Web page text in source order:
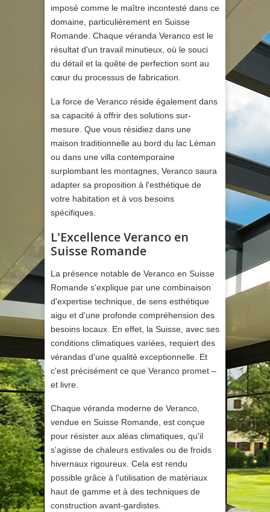
imposé comme le maître incontesté dans ce
domaine, particulièrement en Suisse
Romande. Chaque véranda Veranco est le
résultat d'un travail minutieux, où le souci
du détail et la quête de perfection sont au
cœur du processus de fabrication.
La force de Veranco réside également dans
sa capacité à offrir des solutions sur-
mesure. Que vous résidiez dans une
maison traditionnelle au bord du lac Léman
ou dans une villa contemporaine
surplombant les montagnes, Veranco saura
adapter sa proposition à l'esthétique de
votre habitation et à vos besoins
spécifiques.
L'Excellence Veranco en
Suisse Romande
La présence notable de Veranco en Suisse
Romande s'explique par une combinaison
d'expertise technique, de sens esthétique
aigu et d'une profonde compréhension des
besoins locaux. En effet, la Suisse, avec ses
conditions climatiques variées, requiert des
vérandas d'une qualité exceptionnelle. Et
c'est précisément ce que Veranco promet –
et livre.
Chaque véranda moderne de Veranco,
vendue en Suisse Romande, est conçue
pour résister aux aléas climatiques, qu'il
s'agisse de chaleurs estivales ou de froids
hivernaux rigoureux. Cela est rendu
possible grâce à l'utilisation de matériaux
haut de gamme et à des techniques de
construction avant-gardistes.